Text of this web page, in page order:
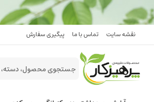
نقشه سایت تماس با ما پیگیری سفارش